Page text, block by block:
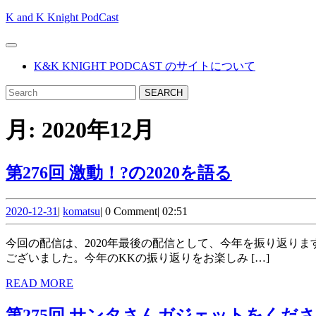
Skip
content
K and K Knight PodCast
Open
ButtonK&K KNIGHT PODCAST のサイトについて
CLOSE
BUTTON
Search
for:
月: 2020年12月
第276回 激動！?の2020を語る
激
動！?
2020-12-31 2020-
12-
31
| komatsukomatsu
| 0 Comment| 02:51
今回の配信は、2020年最後の配信として、今年を振り返ります。2020年のこのポッドキャストに関するデータや、今年を振り返って象徴的な回の話をいたします。 今年も1年ありがとう
ございました。今年のKKの振り返りをお楽しみ […]
READ MORE